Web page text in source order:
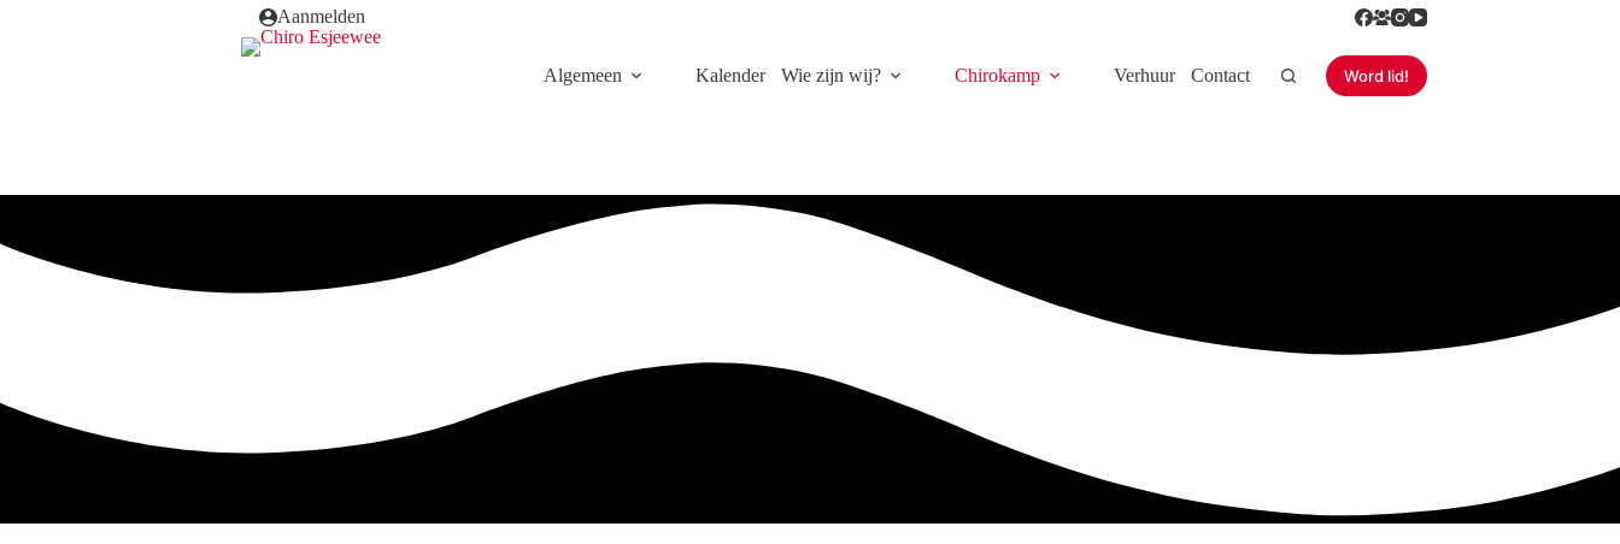
Aanmelden
Algemeen Kalender Wie zijn wij? Chirokamp Verhuur Contact Word lid!